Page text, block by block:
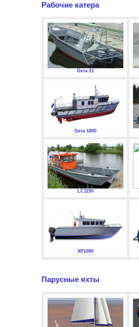
Рабочие катера
Охта 21
Охта 1800
LC1150
XP1000
Парусные яхты